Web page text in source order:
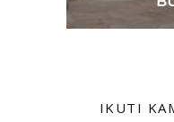
IKUTI